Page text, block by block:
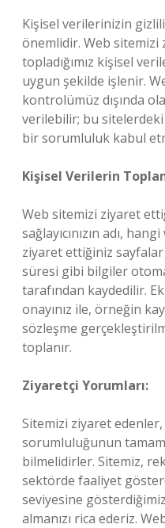
Kişisel verilerinizin
önemlidir. Web sitemizi
topladığımız kişisel
uygun şekilde işlenir.
kontrolümüz dışında
verilebilir; bu
bir sorumluluk kabul
Kişisel Verilerin
Web sitemizi ziyaret
sağlayıcınızın adı,
ziyaret ettiğiniz
süresi gibi bilgiler
tarafından kaydedilir.
onayınız ile, örneğin
sözleşme
toplanır.
Ziyaretçi Yorumları:
Sitemizi ziyaret edenler,
sorumluluğunun
bilmelidirler. Sitemiz,
sektörde faaliyet
seviyesine
almanızı rica ederiz.